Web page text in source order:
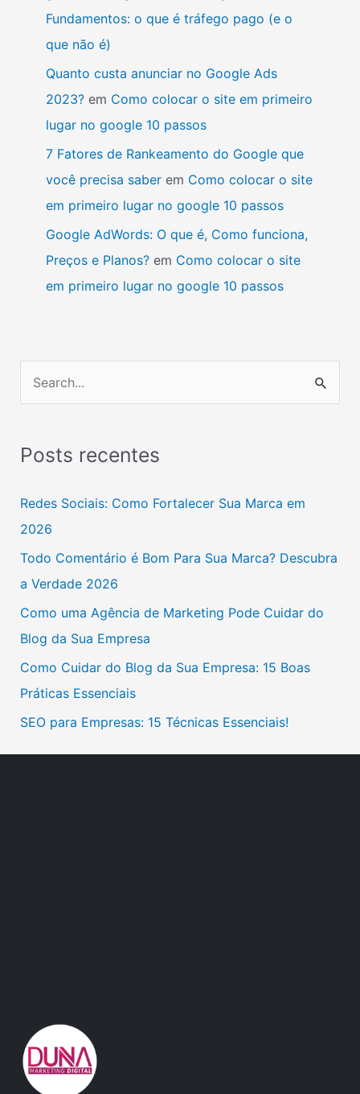
Fundamentos: o que é tráfego pago (e o
que não é)
Quanto custa anunciar no Google Ads
2023?em Como colocar o site em primeiro
lugar no google 10 passos
7 Fatores de Rankeamento do Google que
você precisa saberem Como colocar o site
em primeiro lugar no google 10 passos
Google AdWords: O que é, Como funciona,
Preços e Planos?em Como colocar o site
em primeiro lugar no google 10 passos
q
a
r
p
o
r
:
Posts recentes
Redes Sociais: Como Fortalecer Sua Marca em
2026
Todo Comentário é Bom Para Sua Marca? Descubra
a Verdade 2026
Como uma Agência de Marketing Pode Cuidar do
Blog da Sua Empresa
Como Cuidar do Blog da Sua Empresa: 15 Boas
Práticas Essenciais
SEO para Empresas: 15 Técnicas Essenciais!